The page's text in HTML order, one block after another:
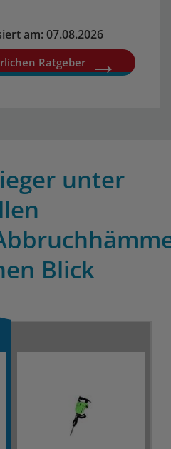
am: 07.08.2026
Ratgeber
unter
Blick